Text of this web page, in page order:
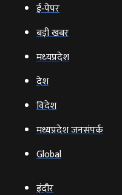
ई‑पेपर
बड़ी खबर
मध्‍यप्रदेश
देश
विदेश
मध्यप्रदेश जनसंपर्क
Global
इंदौर